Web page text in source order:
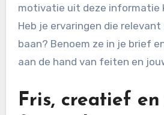
motivatie uit deze informatie
Heb je ervaringen die relevant
baan? Benoem ze in je brief
aan de hand van feiten en
Fris, creatief